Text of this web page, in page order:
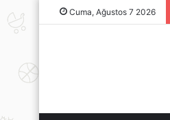
Cuma, Ağustos 7 2026